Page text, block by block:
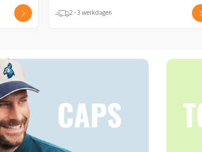
2 - 3 werkdagen